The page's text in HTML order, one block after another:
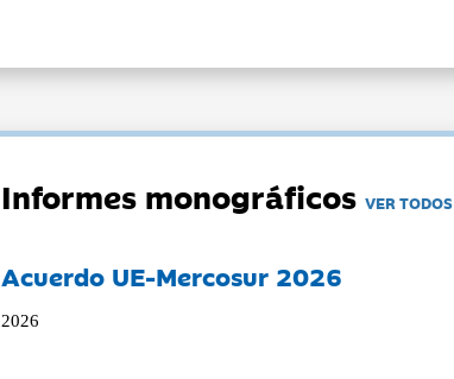
Informes monográficosVER TODOS
Acuerdo UE-Mercosur 2026
2026